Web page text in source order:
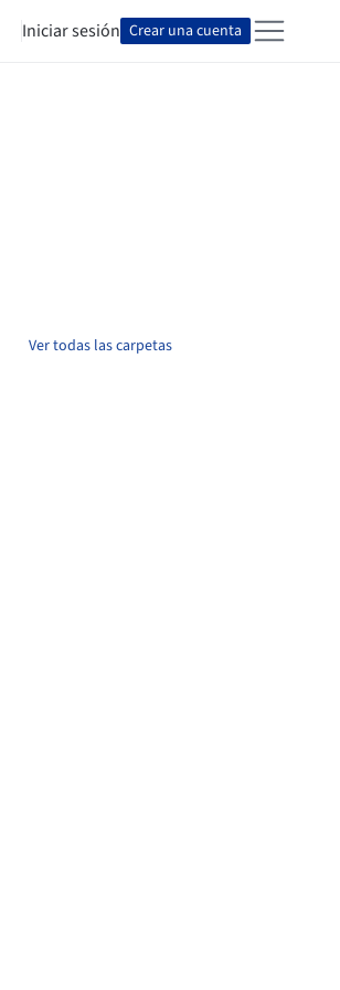
Iniciar sesión Crear una cuenta
Ver todas las carpetas